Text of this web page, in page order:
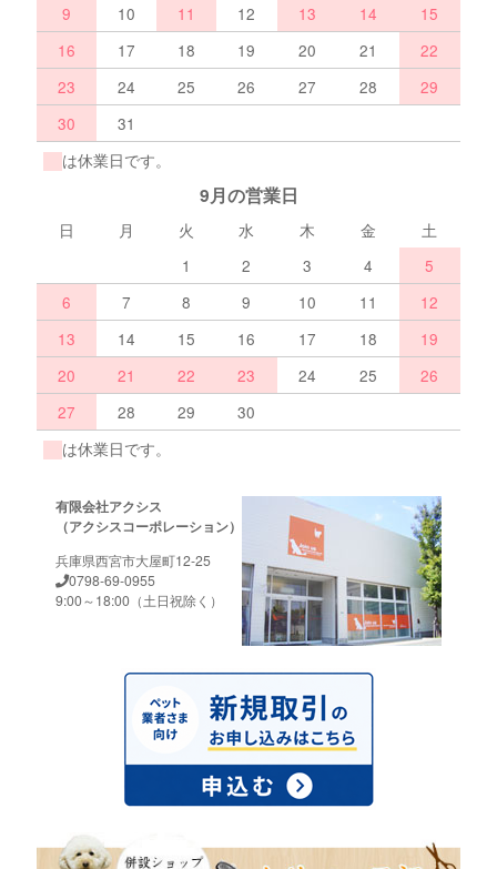
9
10 11 12 13 14
15
16
17 18 19 20 21
22
23
24 25 26 27 28
29
30
31
は休業日です。
9月の営業日
日 月 火 水 木 金
土
1
2 3 4
5
6
7 8 9 10 11
12
13
14 15 16 17 18
19
20
21 22 23 24 25
26
27
28 29
30
は休業日です。
有限会社アクシス
（アクシスコーポレーション）
兵庫県西宮市大屋町12-25
0798-69-0955
9:00～18:00（土日祝除く）